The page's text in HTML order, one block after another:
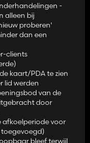
-
alleen bij
proberen'
dan een
clients
kaart/PDA te zien
lid werden
van de
door
voor
bleef terwijl